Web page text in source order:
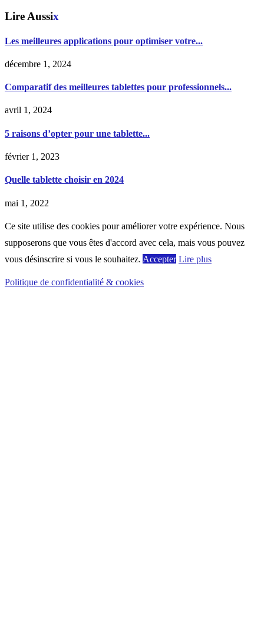
Lire Aussix
Les meilleures applications pour optimiser votre...
décembre 1, 2024
Comparatif des meilleures tablettes pour professionnels...
avril 1, 2024
5 raisons d’opter pour une tablette...
février 1, 2023
Quelle tablette choisir en 2024
mai 1, 2022
Ce site utilise des cookies pour améliorer votre expérience. Nous
supposerons que vous êtes d'accord avec cela, mais vous pouvez
vous désinscrire si vous le souhaitez. Accepter Lire plus
Politique de confidentialité & cookies